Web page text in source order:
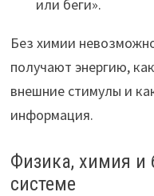
или беги».
Без химии
получают энергию,
внешние стимулы и
информация.
Физика, химия и
системе